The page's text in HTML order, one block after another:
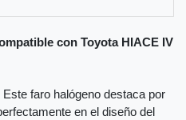
con Toyota HIACE IV
Este faro halógeno destaca por
en el diseño del